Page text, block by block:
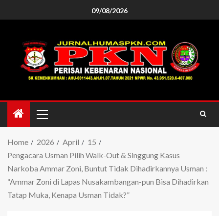
09/08/2026
Home 2026 April
15
Pengacara Usman Pilih Walk-Out & Singgung Kasus
Narkoba Ammar Zoni, Buntut Tidak Dihadirkannya Usman :
“Ammar Zoni di Lapas Nusakambangan-pun Bisa Dihadirkan
Tatap Muka, Kenapa Usman Tidak?”